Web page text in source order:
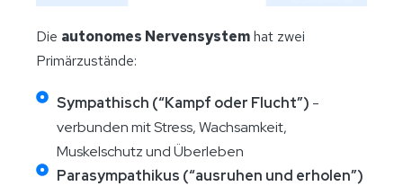
Die autonomes Nervensystemhat zwei
Primärzustände:
Sympathisch (“Kampf oder Flucht”) -
verbunden mit Stress, Wachsamkeit,
Muskelschutz und Überleben
Parasympathikus (“ausruhen und erholen”)